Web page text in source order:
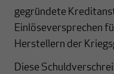
gegründete
Einlöseversprechen
Herstellern der
Diese